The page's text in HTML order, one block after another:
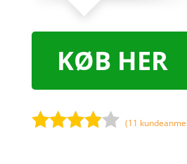
KØB HER
(11